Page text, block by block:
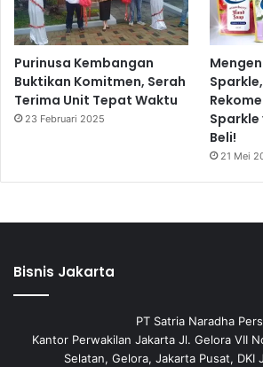
Purinusa Kembangan
Buktikan Komitmen, Serah
Terima Unit Tepat Waktu
23 Februari 2025
Sparkle
Beli!
21 Mei
Bisnis Jakarta
PT Satria Naradha Pers
Kantor Perwakilan Jakarta Jl. Gelora VII
Selatan, Gelora, Jakarta Pusat, DKI